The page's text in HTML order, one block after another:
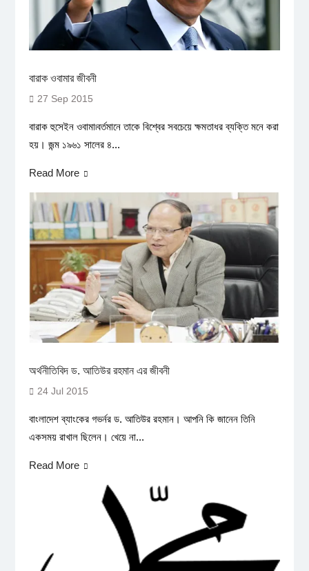
বারাক ওবামার জীবনী
27 Sep 2015
বারাক হুসেইন ওবামা৷বর্তমানে তাকে বিশ্বের সবচেয়ে ক্ষমতাধর ব্যক্তি মনে করা
হয়। জন্ম ১৯৬১ সালের ৪...
Read More
অর্থনীতিবিদ ড. আতিউর রহমান এর জীবনী
24 Jul 2015
বাংলাদেশ ব্যাংকের গভর্নর ড. আতিউর রহমান। আপনি কি জানেন তিনি
একসময় রাখাল ছিলেন। খেয়ে না...
Read More